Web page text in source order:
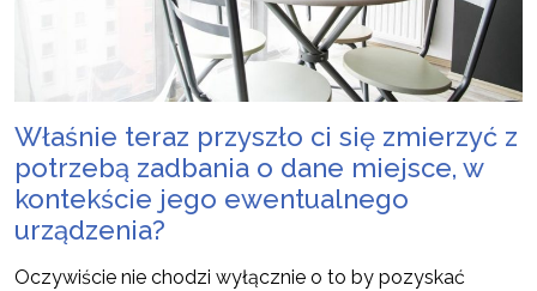
Właśnie teraz przyszło ci się zmierzyć z
potrzebą zadbania o dane miejsce, w
kontekście jego ewentualnego
urządzenia?
Oczywiście nie chodzi wyłącznie o to by pozyskać